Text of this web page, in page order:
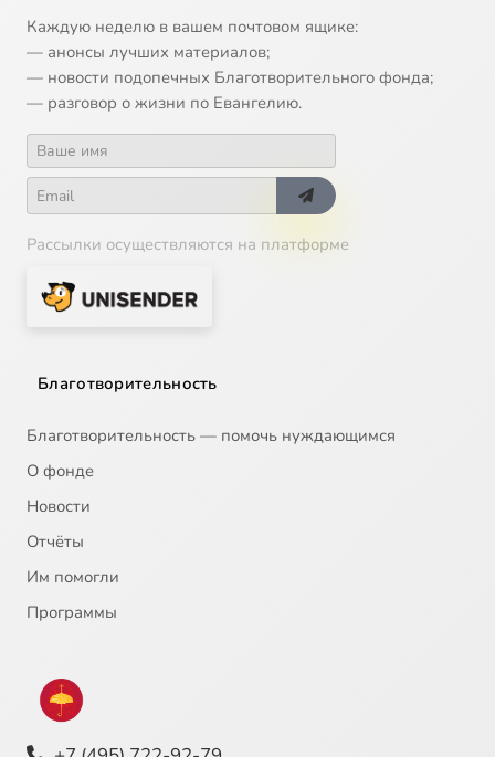
Каждую неделю в вашем почтовом ящике:
— анонсы лучших материалов;
— новости подопечных Благотворительного фонда;
— разговор о жизни по Евангелию.
Рассылки осуществляются на платформе
Благотворительность
Благотворительность — помочь нуждающимся
О фонде
Новости
Отчёты
Им помогли
Программы